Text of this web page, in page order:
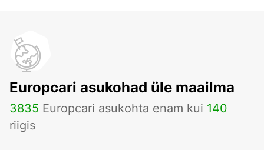
Europcari asukohad üle maailma
3835 Europcari asukohta enam kui 140
riigis